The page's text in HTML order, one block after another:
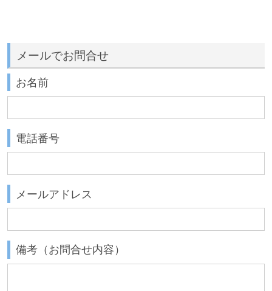
メールでお問合せ
お名前
電話番号
メールアドレス
備考（お問合せ内容）